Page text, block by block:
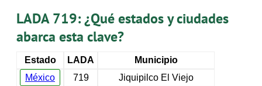
LADA 719: ¿Qué estados y ciudades
abarca esta clave?
Estado LADA
Municipio
México
719
Jiquipilco El Viejo